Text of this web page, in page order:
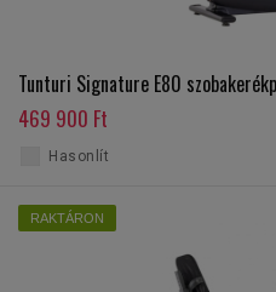
Tunturi Signature E80
469 900 Ft
Hasonlít
RAKTÁRON